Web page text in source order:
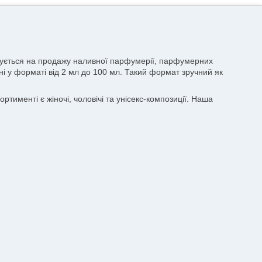
на продажу наливної парфумерії, парфумерних
у форматі від 2 мл до 100 мл. Такий формат зручний як
є жіночі, чоловічі та унісекс-композиції. Наша